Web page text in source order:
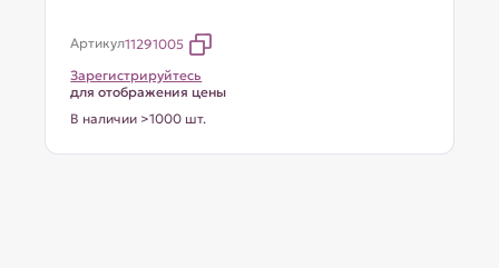
Артикул11291005
Зарегистрируйтесь
для отображения цены
В наличии >1000 шт.